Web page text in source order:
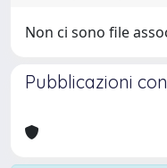
Non ci sono file
Pubblicazioni